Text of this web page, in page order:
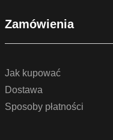
Zamówienia
Jak kupować
Dostawa
Sposoby płatności